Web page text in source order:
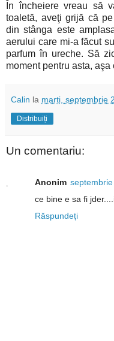
În încheiere vreau să
toaletă, aveţi grijă că
din stânga este
aerului care mi-a făcut
parfum în ureche. Să
moment pentru asta,
Calin la marți, septembrie
Distribuiți
Un comentariu:
Anonim
ce bine e sa fi
Răspundeți